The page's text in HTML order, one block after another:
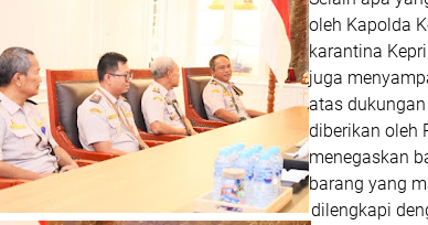
oleh Kapolda
karantina
juga
atas
diberikan oleh
menegaskan
barang yang
dilengkapi